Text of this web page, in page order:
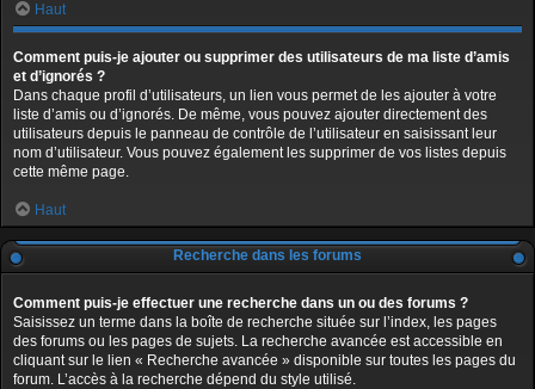
Haut
Comment puis-je ajouter ou supprimer des utilisateurs de ma liste d’amis
et d’ignorés ?
Dans chaque profil d’utilisateurs, un lien vous permet de les ajouter à votre
liste d’amis ou d’ignorés. De même, vous pouvez ajouter directement des
utilisateurs depuis le panneau de contrôle de l’utilisateur en saisissant leur
nom d’utilisateur. Vous pouvez également les supprimer de vos listes depuis
cette même page.
Haut
Recherche dans les forums
Comment puis-je effectuer une recherche dans un ou des forums ?
Saisissez un terme dans la boîte de recherche située sur l’index, les pages
des forums ou les pages de sujets. La recherche avancée est accessible en
cliquant sur le lien « Recherche avancée » disponible sur toutes les pages du
forum. L’accès à la recherche dépend du style utilisé.